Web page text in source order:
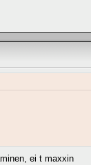
ei t maxxin